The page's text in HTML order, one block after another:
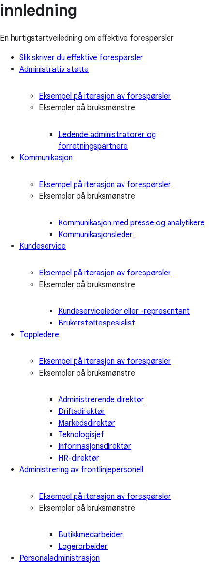
innledning
En hurtigstartveiledning om effektive forespørsler
Slik skriver du effektive forespørsler
Administrativ støtte
Eksempel på iterasjon av forespørsler
Eksempler på bruksmønstre
Ledende administratorer og
forretningspartnere
Kommunikasjon
Eksempel på iterasjon av forespørsler
Eksempler på bruksmønstre
Kommunikasjon med presse og analytikere
Kommunikasjonsleder
Kundeservice
Eksempel på iterasjon av forespørsler
Eksempler på bruksmønstre
Kundeserviceleder eller -representant
Brukerstøttespesialist
Toppledere
Eksempel på iterasjon av forespørsler
Eksempler på bruksmønstre
Administrerende direktør
Driftsdirektør
Markedsdirektør
Teknologisjef
Informasjonsdirektør
HR-direktør
Administrering av frontlinjepersonell
Eksempel på iterasjon av forespørsler
Eksempler på bruksmønstre
Butikkmedarbeider
Lagerarbeider
Personaladministrasjon